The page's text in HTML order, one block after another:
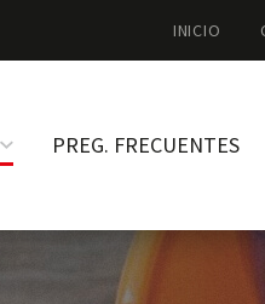
PREG. FRECUENTES
INICIO